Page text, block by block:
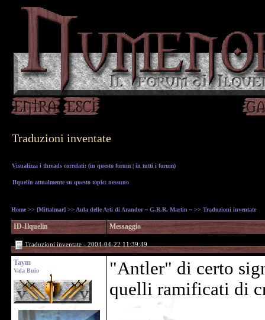
Traduzioni inventate
Visualizza i threads correlati: (in questo forum | in tutti i forum)
Ilquelin attualmente su questo topic: nessuno
Home >> [Mittalmar] >> Aula delle Arti di Arandor ~ G.R.R. Martin ~ >> Traduzioni inventate
ID-Ilquelin Messaggio
Traduzioni inventate - 2004-04-22 11:39:49
Taym
Vala Buio
"Antler" di certo
quelli ramificati di